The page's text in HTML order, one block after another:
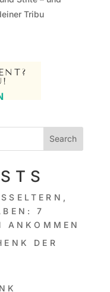
Tribu
Search
D
7 I
DER